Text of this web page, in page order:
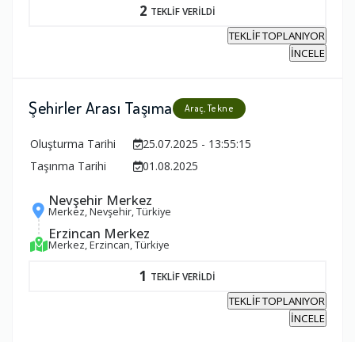
2 TEKLİF VERİLDİ
TEKLİF TOPLANIYOR
İNCELE
Şehirler Arası Taşıma Araç, Tekne
Oluşturma Tarihi
25.07.2025 - 13:55:15
Taşınma Tarihi
01.08.2025
Nevşehir Merkez
Merkez, Nevşehir, Türkiye
Erzincan Merkez
Merkez, Erzincan, Türkiye
1 TEKLİF VERİLDİ
TEKLİF TOPLANIYOR
İNCELE